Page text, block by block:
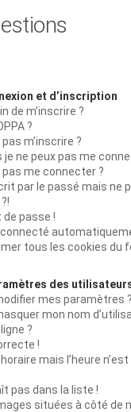
et d’inscription
de m’inscrire ?
?
m’inscrire ?
ne peux pas me
pas me connecter ?
par le passé mais ne
de passe !
tous les cookies du
des
mes paramètres ?
mon nom
?
!
mais l’heure
pas dans la liste !
situées à côté de